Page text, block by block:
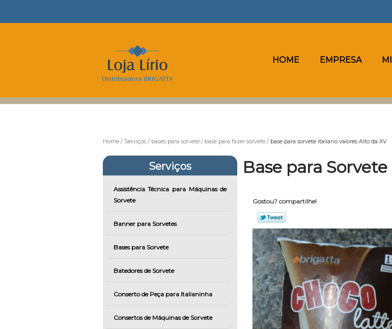
HOME EMPRESA
Home Serviços bases para sorvete base para fazer sorvete base para sorvete italiano valores Alto da XV
Serviços
Assistência Técnica para Máquinas de
Sorvete
Banner para Sorvetes
Bases para Sorvete
Batedores de Sorvete
Conserto de Peça para Italianinha
Consertos de Máquinas de Sorvete
Base para
Gostou? compartilhe!